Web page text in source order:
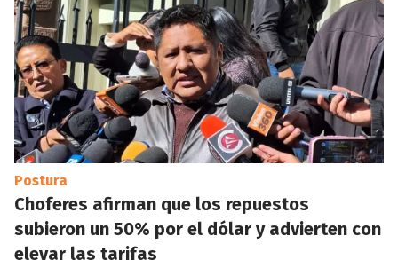
Postura
Choferes afirman que los repuestos
subieron un 50% por el dólar y advierten con
elevar las tarifas